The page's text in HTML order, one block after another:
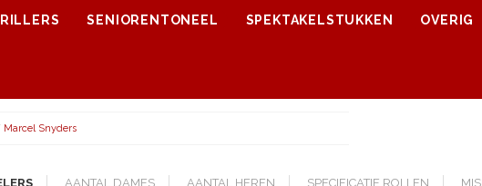
SENIORENTONEEL SPEKTAKELSTUKKEN OVERIG
Marcel Snyders
AANTAL DAMES AANTAL HEREN SPECIFICATIE ROLLEN